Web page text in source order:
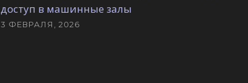
доступ в машинные залы
3 ФЕВРАЛЯ, 2026